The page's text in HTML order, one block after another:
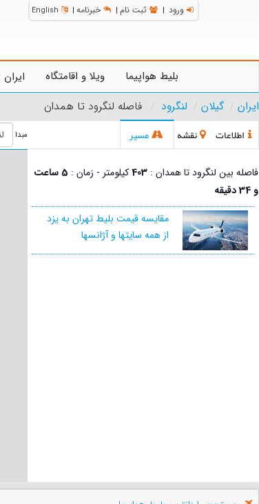
ورود | ثبت نام | خبرنامه |
English
بلیط هواپیما ویلا و اقامتگاه ایران
ایران
گیلان لنگرود فاصله لنگرود تا همدان
اطلاعات نقشه مسیر مبدا
فاصله بین لنگرود تا همدان : 403کیلومتر - زمان :
5 ساعت
و 34 دقیقه
مقایسه قیمت بلیط تهران به یزد
از همه سایتها و آژانسها